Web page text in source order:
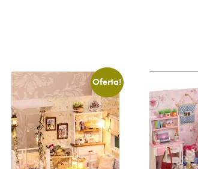
Oferta!